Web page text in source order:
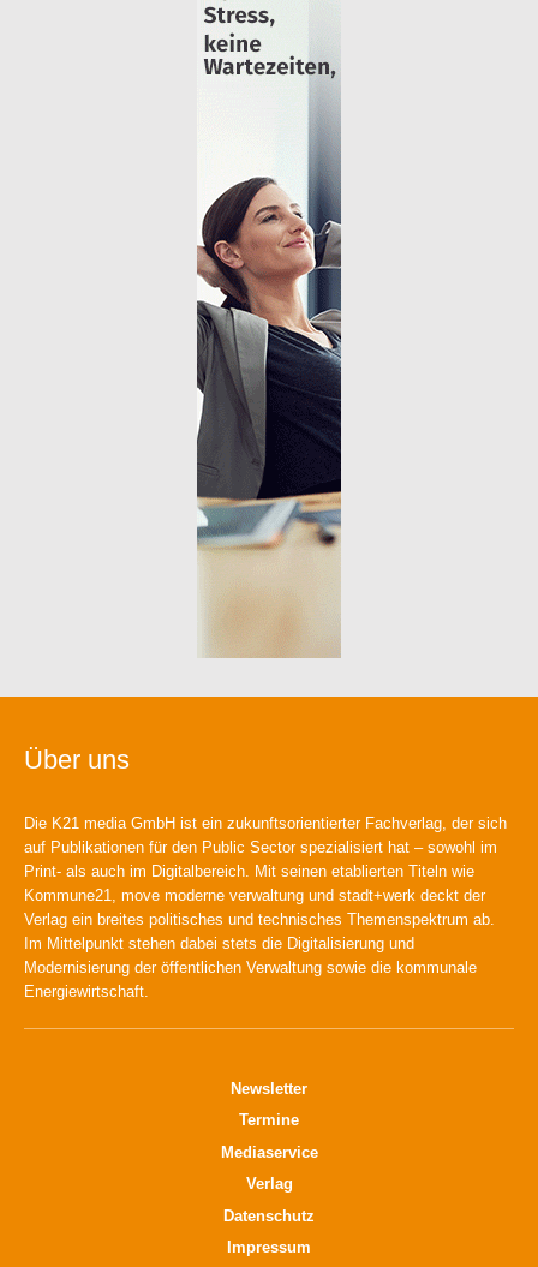
Über uns
Die K21 media GmbH ist ein zukunftsorientierter Fachverlag, der sich
auf Publikationen für den Public Sector spezialisiert hat – sowohl im
Print- als auch im Digitalbereich. Mit seinen etablierten Titeln wie
Kommune21, move moderne verwaltung und stadt+werk deckt der
Verlag ein breites politisches und technisches Themenspektrum ab.
Im Mittelpunkt stehen dabei stets die Digitalisierung und
Modernisierung der öffentlichen Verwaltung sowie die kommunale
Energiewirtschaft.
Newsletter
Termine
Mediaservice
Verlag
Datenschutz
Impressum